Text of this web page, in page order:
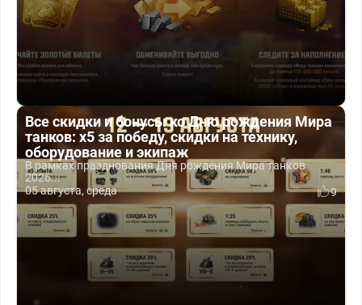
Все скидки и бонусы ко Дню рождения Мира
танков: x5 за победу, скидки на технику,
оборудование и экипаж
В рамках празднования Дня рождения Мира танков
2026...
05 августа, среда
9